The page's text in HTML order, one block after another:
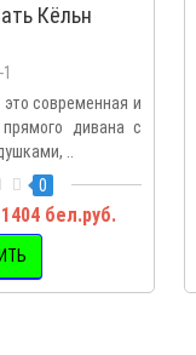
Кёльн
современная и
дивана с
..
0
1404 бел.руб.